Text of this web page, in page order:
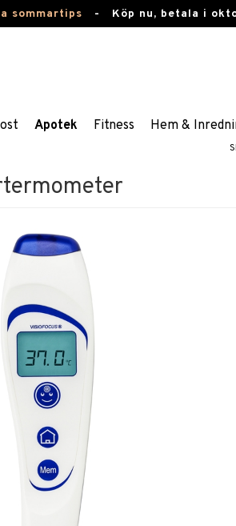
sommartips - Köp nu, betala i
Apotek Fitness Hem &